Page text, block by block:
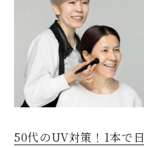
50代のUV対策！1本で日